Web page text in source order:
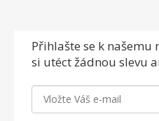
Přihlašte se k našemu
si utéct žádnou slevu